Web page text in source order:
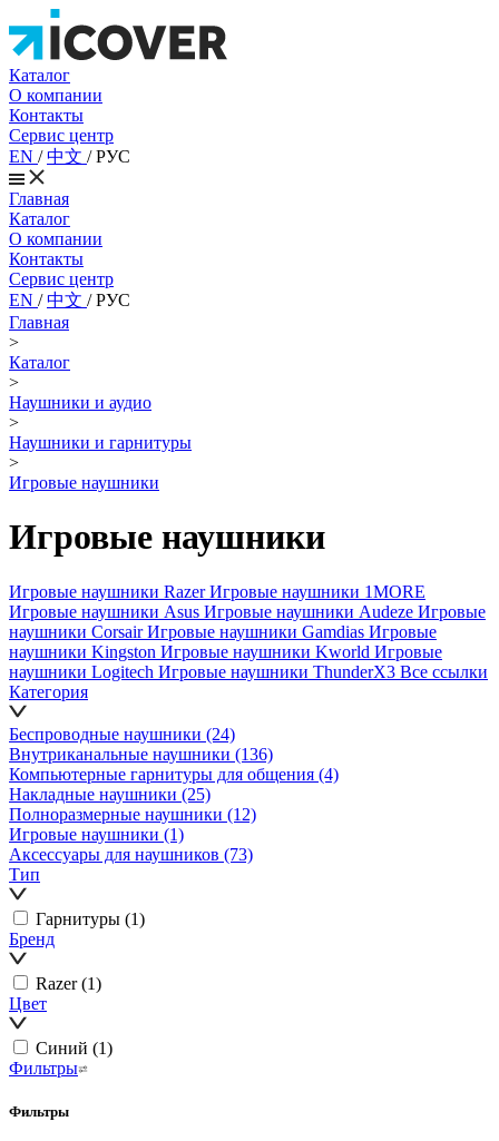
Каталог
О компании
Контакты
Сервис центр
EN /中文 /РУС
Главная
Каталог
О компании
Контакты
Сервис центр
EN /中文 /РУС
Главная
>
Каталог
>
Наушники и аудио
>
Наушники и гарнитуры
>
Игровые наушники
Игровые наушники
Игровые наушники RazerИгровые наушники 1MORE
Игровые наушники Asus Игровые наушники Audeze Игровые
наушники CorsairИгровые наушники Gamdias Игровые
наушники Kingston Игровые наушники Kworld Игровые
наушники Logitech Игровые наушники ThunderX3 Все ссылки
Категория
Беспроводные наушники (24)
Внутриканальные наушники (136)
Компьютерные гарнитуры для общения (4)
Накладные наушники (25)
Полноразмерные наушники (12)
Игровые наушники (1)
Аксессуары для наушников (73)
Тип
Гарнитуры (1)
Бренд
Razer (1)
Цвет
Синий (1)
Фильтры
Фильтры